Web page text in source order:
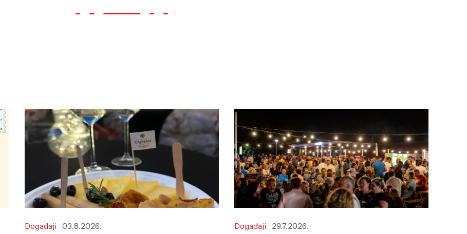
Događaji 03.8.2026. Događaji 29.7.2026.